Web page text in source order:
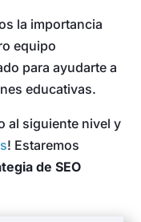
la importancia
equipo
para ayudarte a
educativas.
al siguiente nivel y
! Estaremos
de SEO